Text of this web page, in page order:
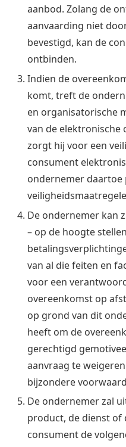
aanbod. Zolang de
aanvaarding niet
bevestigd, kan de
ontbinden.
Indien de
komt, treft de
en organisatorische
van de elektronische
zorgt hij voor een
consument
ondernemer daartoe
De ondernemer kan
– op de hoogte
van al die feiten en
voor een
overeenkomst op
op grond van dit
heeft om de
gerechtigd
aanvraag te
bijzondere
De ondernemer zal
product, de dienst of
consument de